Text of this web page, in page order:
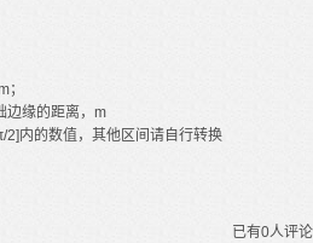
边缘的距离，m
内的数值，其他区间请自行转换
已有0人评论